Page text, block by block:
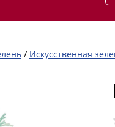
/ Искусственная